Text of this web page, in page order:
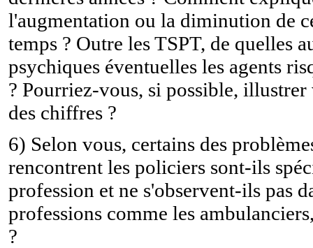
l'augmentation ou la diminution de
temps ? Outre les TSPT, de quelles
psychiques éventuelles les agents
? Pourriez-vous, si possible, illustrer
des chiffres ?
6) Selon vous, certains des
rencontrent les policiers sont-ils
profession et ne s'observent-ils pas
professions comme les
?